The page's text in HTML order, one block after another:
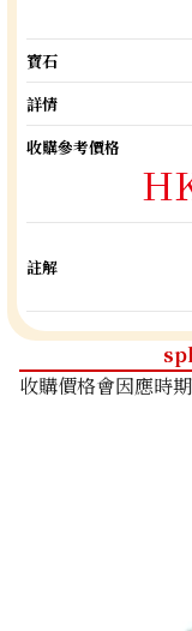
寶石
詳情
收購參考價格
註解
收購價格會因應時